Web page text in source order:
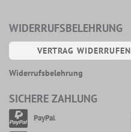
WIDERRUFSBELEHRUNG
VERTRAG WIDERRUFEN
Widerrufsbelehrung
SICHERE ZAHLUNG
PayPal